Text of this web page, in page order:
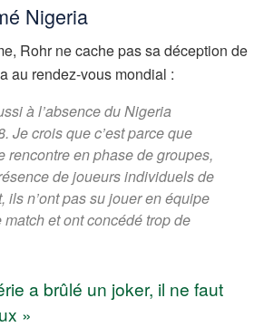
Nigeria
Rohr ne cache pas sa déception de
au rendez-vous mondial :
à l’absence du Nigeria
Je crois que c’est parce que
rencontre en phase de groupes,
de joueurs individuels de
ils n’ont pas su jouer en équipe
et ont concédé trop de
a brûlé un joker, il ne faut
»